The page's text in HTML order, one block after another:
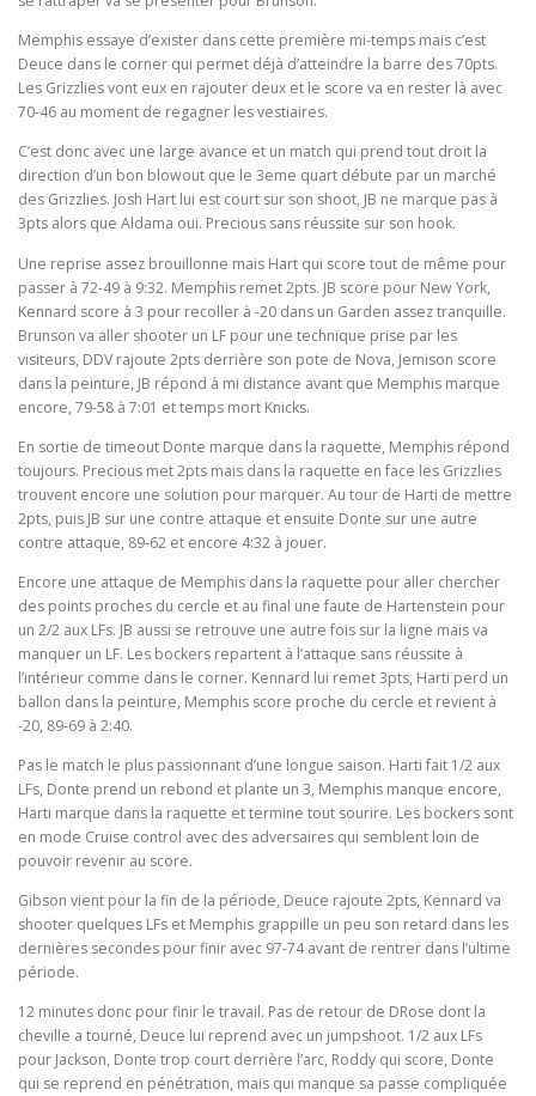
Memphis essaye d’exister dans cette première mi-temps mais c’est
Deuce dans le corner qui permet déjà d’atteindre la barre des 70pts.
Les Grizzlies vont eux en rajouter deux et le score va en rester là avec
70-46 au moment de regagner les vestiaires.
C’est donc avec une large avance et un match qui prend tout droit la
direction d’un bon blowout que le 3eme quart débute par un marché
des Grizzlies. Josh Hart lui est court sur son shoot, JB ne marque pas à
3pts alors que Aldama oui. Precious sans réussite sur son hook.
Une reprise assez brouillonne mais Hart qui score tout de même pour
passer à 72-49 à 9:32. Memphis remet 2pts. JB score pour New York,
Kennard score à 3 pour recoller à -20 dans un Garden assez tranquille.
Brunson va aller shooter un LF pour une technique prise par les
visiteurs, DDV rajoute 2pts derrière son pote de Nova, Jemison score
dans la peinture, JB répond à mi distance avant que Memphis marque
encore, 79-58 à 7:01 et temps mort Knicks.
En sortie de timeout Donte marque dans la raquette, Memphis répond
toujours. Precious met 2pts mais dans la raquette en face les Grizzlies
trouvent encore une solution pour marquer. Au tour de Harti de mettre
2pts, puis JB sur une contre attaque et ensuite Donte sur une autre
contre attaque, 89-62 et encore 4:32 à jouer.
Encore une attaque de Memphis dans la raquette pour aller chercher
des points proches du cercle et au final une faute de Hartenstein pour
un 2/2 aux LFs. JB aussi se retrouve une autre fois sur la ligne mais va
manquer un LF. Les bockers repartent à l’attaque sans réussite à
l’intérieur comme dans le corner. Kennard lui remet 3pts, Harti perd un
ballon dans la peinture, Memphis score proche du cercle et revient à
-20, 89-69 à 2:40.
Pas le match le plus passionnant d’une longue saison. Harti fait 1/2 aux
LFs, Donte prend un rebond et plante un 3, Memphis manque encore,
Harti marque dans la raquette et termine tout sourire. Les bockers sont
en mode Cruise control avec des adversaires qui semblent loin de
pouvoir revenir au score.
Gibson vient pour la fin de la période, Deuce rajoute 2pts, Kennard va
shooter quelques LFs et Memphis grappille un peu son retard dans les
dernières secondes pour finir avec 97-74 avant de rentrer dans l’ultime
période.
12 minutes donc pour finir le travail. Pas de retour de DRose dont la
cheville a tourné, Deuce lui reprend avec un jumpshoot. 1/2 aux LFs
pour Jackson, Donte trop court derrière l’arc, Roddy qui score, Donte
qui se reprend en pénétration, mais qui manque sa passe compliquée